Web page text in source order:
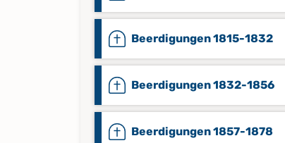
Beerdigungen 1815-1832
Beerdigungen 1832-1856
Beerdigungen 1857-1878